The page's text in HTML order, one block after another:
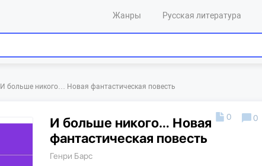
Жанры Русская литература
И больше никого… Новая фантастическая повесть
И больше никого… Новая
фантастическая повесть
Генри Барс
0 0